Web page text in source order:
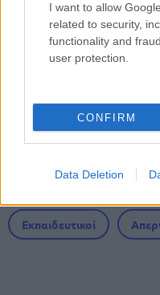
I want to allow
related to security,
functionality and
user protection.
CONFIRM
Data Deletion
Προσλήψεις στο
Εκπαιδευτικοί